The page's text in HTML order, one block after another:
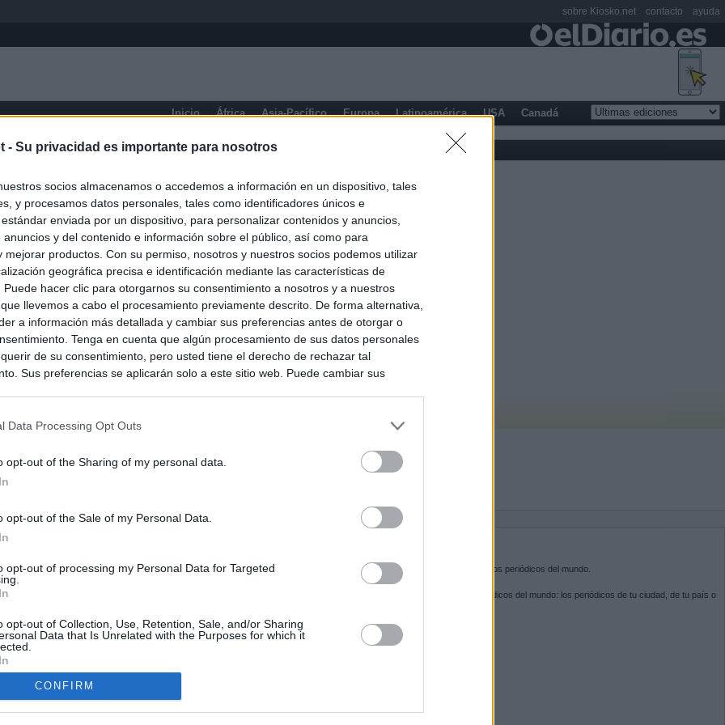
- Su privacidad es importante para nosotros
socios almacenamos o accedemos a información en un dispositivo, tales
y procesamos datos personales, tales como identificadores únicos e
enviada por un dispositivo, para personalizar contenidos y anuncios,
anuncios y del contenido e información sobre el público, así como para
mejorar productos. Con su permiso, nosotros y nuestros socios podemos utilizar
geográfica precisa e identificación mediante las características de
Puede hacer clic para otorgarnos su consentimiento a nosotros y a nuestros
llevemos a cabo el procesamiento previamente descrito. De forma alternativa,
a información más detallada y cambiar sus preferencias antes de otorgar o
Tenga en cuenta que algún procesamiento de sus datos personales
de su consentimiento, pero usted tiene el derecho de rechazar tal
Sus preferencias se aplicarán solo a este sitio web. Puede cambiar sus
Data Processing Opt Outs
opt-out of the Sharing of my personal data.
opt-out of the Sale of my Personal Data.
opt-out of processing my Personal Data for Targeted
opt-out of Collection, Use, Retention, Sale, and/or Sharing
Data that Is Unrelated with the Purposes for which it
CONFIRM
Inicio África Asia-Pacífico Europa Latinoamérica USA Canadá
Columbia Británica
de Ayuso de las instituciones de la Comunidad de Madrid
no logró venderlo
con Meloni y entra al choque con Italia tras calmar al resto de
en la crisis entre España e Italia: “Es ridículo que
Kiosko.net es la puerta de entrada a los periódicos del mundo.
Navega por las portadas de los periódicos del mundo: los periódicos de tu ciudad, de tu país o
SÍGUENOS
sobre Kiosko.net contacto ayuda